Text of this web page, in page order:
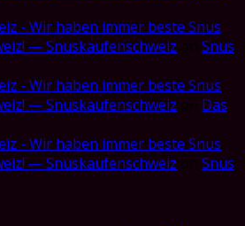
- Wir haben immer beste Snus
— Snuskaufenschweiz
Snus
- Wir haben immer beste Snus
— Snuskaufenschweiz
Das
- Wir haben immer beste Snus
— Snuskaufenschweiz
Snus